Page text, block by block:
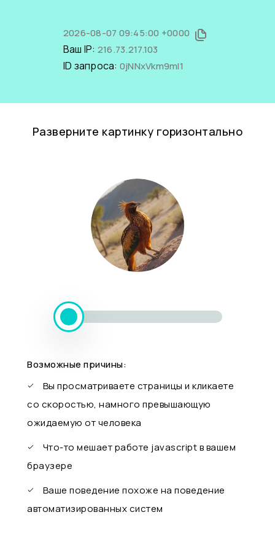
2026-08-07 09:45:00 +0000
Ваш IP: 216.73.217.103
ID запроса: 0jNNxVkm9mI1
Разверните картинку горизонтально
Возможные причины:
Вы просматриваете страницы и кликаете
со скоростью, намного превышающую
ожидаемую от человека
Что-то мешает работе javascript в вашем
браузере
Ваше поведение похоже на поведение
автоматизированных систем